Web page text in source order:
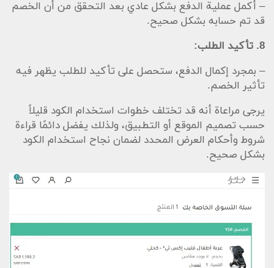
– أكمل عملية الدفع بشكل عادي بعد التحقق من أن الخصم
قد تم حسابه بشكل صحيح.
8. تأكيد الطلب:
– بمجرد إكمال الدفع، ستحصل على تأكيد للطلب يظهر فيه
تأثير الخصم.
يرجى مراعاة أنه قد تختلف خطوات استخدام الكود قليلاً
حسب تصميم الموقع أو التطبيق، ولذلك يفضل دائمًا قراءة
شروط وأحكام العرض المحدد لضمان نجاح استخدام الكود
بشكل صحيح.